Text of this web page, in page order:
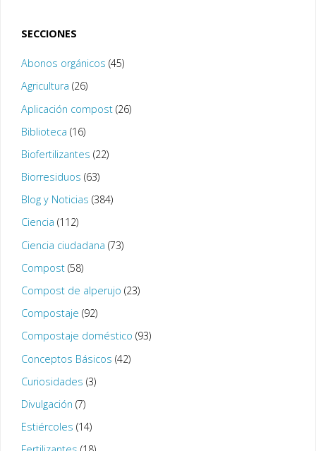
SECCIONES
Abonos orgánicos (45)
Agricultura (26)
Aplicación compost(26)
Biblioteca (16)
Biofertilizantes (22)
Biorresiduos (63)
Blog y Noticias (384)
Ciencia (112)
Ciencia ciudadana (73)
Compost(58)
Compost de alperujo (23)
Compostaje (92)
Compostaje doméstico (93)
Conceptos Básicos (42)
Curiosidades (3)
Divulgación (7)
Estiércoles (14)